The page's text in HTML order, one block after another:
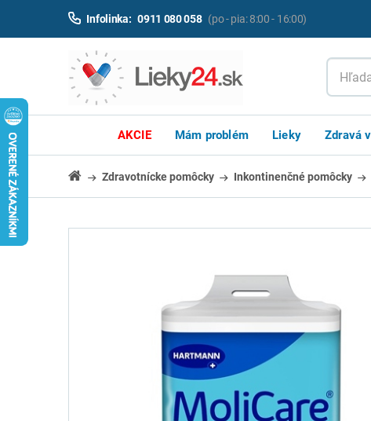
Infolinka: 0911 080 058 (po - pia: 8:00 - 16:00)
AKCIE Mám problém Lieky Zdravá
Zdravotnícke pomôcky Inkontinenčné pomôcky